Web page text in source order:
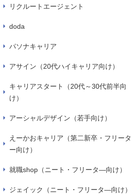
リクルートエージェント
doda
パソナキャリア
アサイン（20代ハイキャリア向け）
キャリアスタート（20代～30代前半向
け）
アーシャルデザイン（若手向け）
えーかおキャリア（第二新卒・フリータ
ー向け）
就職shop（ニート・フリータ―向け）
ジェイック（ニート・フリータ―向け）